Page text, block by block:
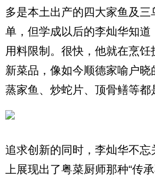
多是本土出产的四大家鱼及
单，但学成以后的李灿华知道
用料限制。很快，他就在烹饪
新菜品，像如今顺德家喻户晓
蒸家鱼、炒蛇片、顶骨鳝等都
追求创新的同时，李灿华不忘
上展现出了粤菜厨师那种“传